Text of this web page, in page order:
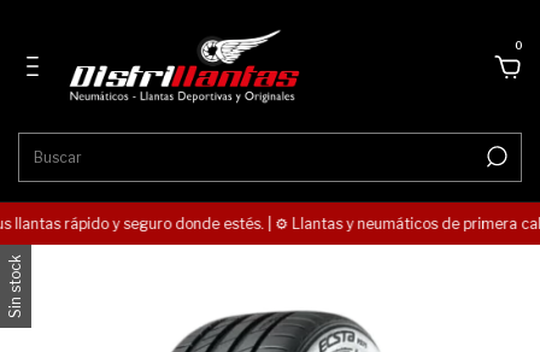
0
rápido y seguro donde estés. | ⚙️ Llantas y neumáticos de primera
Sin stock